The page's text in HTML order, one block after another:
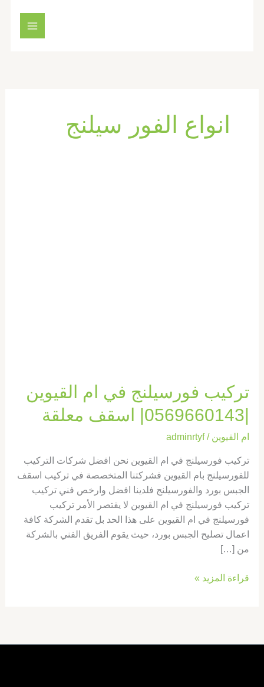
انواع الفور سيلنج
تركيب فورسيلنج في ام القيوين
|0569660143| اسقف معلقة
ام القيوين /
adminrtyf
تركيب فورسيلنج في ام القيوين نحن افضل شركات التركيب
للفورسيلنج بام القيوين فشركتنا المتخصصة في تركيب اسقف
الجبس بورد والفورسيلنج فلدينا افضل وارخص فني تركيب
تركيب فورسيلنج في ام القيوين لا يقتصر الأمر تركيب
فورسيلنج في ام القيوين على هذا الحد بل تقدم الشركة كافة
اعمال تصليح الجبس بورد، حيث يقوم الفريق الفني بالشركة
من […]
قراءة المزيد »